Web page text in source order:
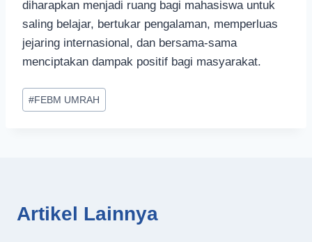
diharapkan menjadi ruang bagi mahasiswa untuk
saling belajar, bertukar pengalaman, memperluas
jejaring internasional, dan bersama-sama
menciptakan dampak positif bagi masyarakat.
Post
Tags:
#FEBM UMRAH
Artikel Lainnya